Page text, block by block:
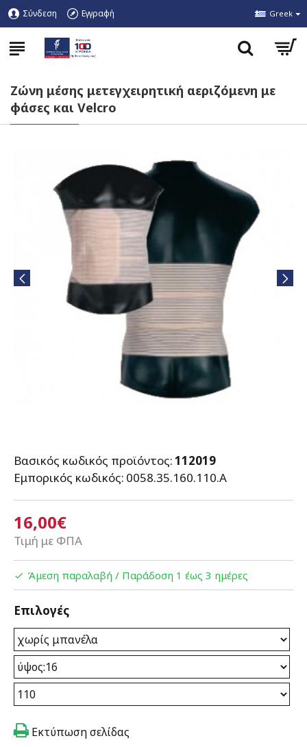
Σύνδεση Εγγραφή Greek
Ζώνη μέσης μετεγχειρητική αεριζόμενη με
φάσες και Velcro
16,00€
Τιμή με ΦΠΑ
Βασικός κωδικός προϊόντος:112019
Εμπορικός κωδικός: 0058.35.160.110.A
Άμεση παραλαβή / Παράδoση 1 έως 3 ημέρες
Επιλογές
Εκτύπωση σελίδας